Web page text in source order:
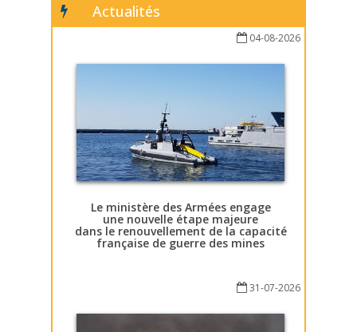
Actualités
04-08-2026
Le ministère des Armées engage
une nouvelle étape majeure
dans le renouvellement de la capacité
française de guerre des mines
31-07-2026